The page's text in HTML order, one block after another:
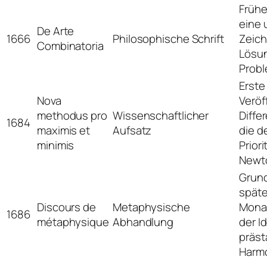
1666 De Arte
Combinatoria
Philosophische Schrift
eine
1684
Nova
methodus pro
maximis et
minimis
Wissenschaftlicher
Aufsatz
Erste
die
1686 Discours de
métaphysique
Metaphysische
Abhandlung
der